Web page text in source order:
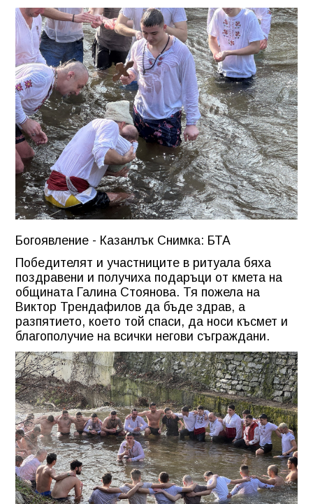
Богоявление - Казанлък Снимка: БТА
Победителят и участниците в ритуала бяха
поздравени и получиха подаръци от кмета на
общината Галина Стоянова. Тя пожела на
Виктор Трендафилов да бъде здрав, а
разпятието, което той спаси, да носи късмет и
благополучие на всички негови съграждани.